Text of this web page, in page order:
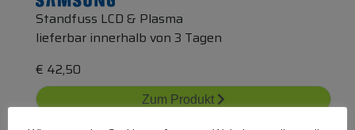
Standfuss LCD & Plasma
lieferbar innerhalb von 3 Tagen
€ 42,50
Zum Produkt